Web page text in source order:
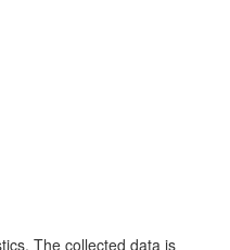
The collected data is